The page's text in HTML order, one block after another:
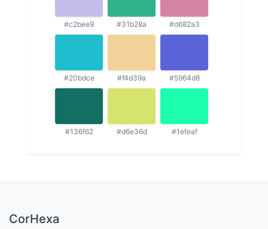
#c2bee9 #31b28a #d682a3
#20bdce #f4d39a #5964d8
#136f62 #d6e36d #1efeaf
CorHexa